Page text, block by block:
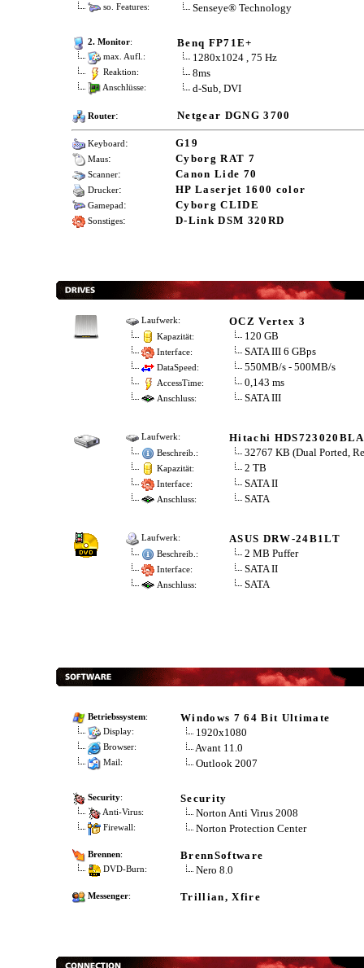
so. Features: Senseye® Technology
2. Monitor: Benq FP71E+
max. Aufl.: 1280x1024 , 75 Hz
Reaktion: 8ms
Anschlüsse: d-Sub, DVI
Router: Netgear DGNG 3700
Keyboard: G19
Maus: Cyborg RAT 7
Scanner: Canon Lide 70
Drucker: HP Laserjet 1600 color
Gamepad: Cyborg CLIDE
Sonstiges: D-Link DSM 320RD
Laufwerk: OCZ Vertex 3
Kapazität: 120 GB
Interface: SATA III 6 GBps
DataSpeed: 550MB/s - 500MB/s
AccessTime: 0,143 ms
Anschluss: SATA III
Laufwerk: Hitachi
Beschreib.: 32767 KB (Dual Ported,
Kapazität: 2 TB
Interface: SATA II
Anschluss: SATA
Laufwerk: ASUS DRW-24B1LT
Beschreib.: 2 MB Puffer
Interface: SATA II
Anschluss: SATA
Betriebssystem: Windows 7 64 Bit Ultimate
Display: 1920x1080
Browser: Avant 11.0
Mail: Outlook 2007
Security: Security
Anti-Virus: Norton Anti Virus 2008
Firewall: Norton Protection Center
Brennen: BrennSoftware
DVD-Burn: Nero 8.0
Messenger: Trillian, Xfire